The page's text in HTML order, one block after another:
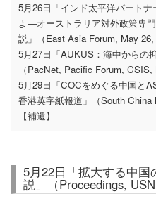
5月26日「インド太平洋パート
よ―オーストラリア対外政策専
説」（East Asia Forum, May 26,
5月27日「AUKUS：海中からの
（PacNet, Pacific Forum, CSIS,
5月29日「COCをめぐる中国と
香港英字紙報道」（South China
【補遺】
5月22日「拡大する中
説」（Proceedings,